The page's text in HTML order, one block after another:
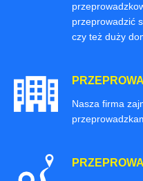
przeprowadzić
czy też duży
Nasza firma